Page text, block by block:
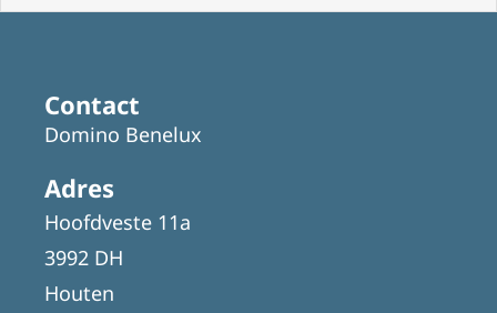
Contact
Domino Benelux
Adres
Hoofdveste 11a
3992 DH
Houten